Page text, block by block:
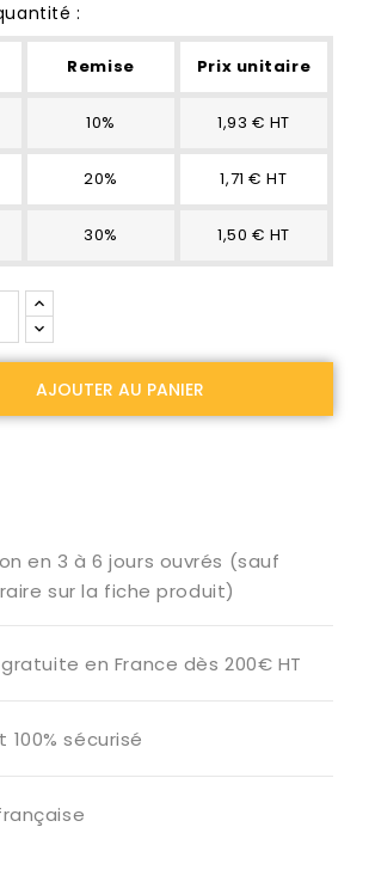
:
Remise Prix unitaire
10% 1,93 € HT
20% 1,71 € HT
30% 1,50 € HT
AJOUTER AU PANIER
en 3 à 6 jours ouvrés (sauf
sur la fiche produit)
en France dès 200€ HT
100% sécurisé